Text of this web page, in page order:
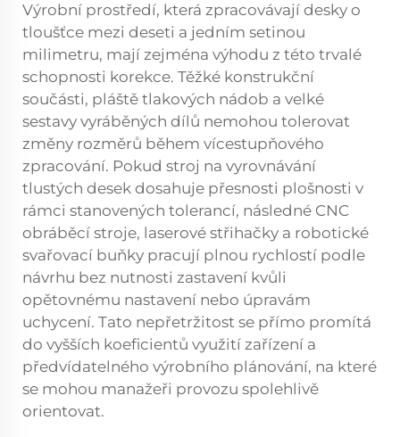
Výrobní prostředí, která zpracovávají desky o
tloušťce mezi deseti a jedním setinou
milimetru, mají zejména výhodu z této trvalé
schopnosti korekce. Těžké konstrukční
součásti, pláště tlakových nádob a velké
sestavy vyráběných dílů nemohou tolerovat
změny rozměrů během vícestupňového
zpracování. Pokud stroj na vyrovnávání
tlustých desek dosahuje přesnosti plošnosti v
rámci stanovených tolerancí, následné CNC
obráběcí stroje, laserové střihačky a robotické
svařovací buňky pracují plnou rychlostí podle
návrhu bez nutnosti zastavení kvůli
opětovnému nastavení nebo úpravám
uchycení. Tato nepřetržitost se přímo promítá
do vyšších koeficientů využití zařízení a
předvídatelného výrobního plánování, na které
se mohou manažeři provozu spolehlivě
orientovat.